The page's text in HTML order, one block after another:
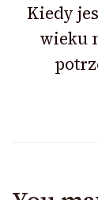
Kiedy
wieku